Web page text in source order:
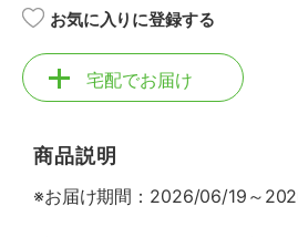
お気に入りに登録する
宅配でお届け
商品説明
※お届け期間：2026/06/19～